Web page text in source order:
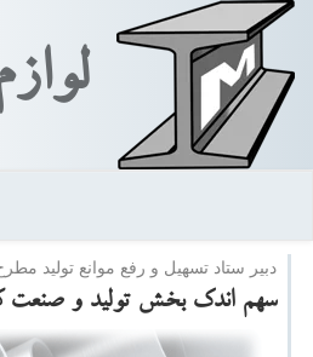
دبیر ستاد تسهیل و رفع موانع تولید
سهم اندك بخش تولید و صنعت